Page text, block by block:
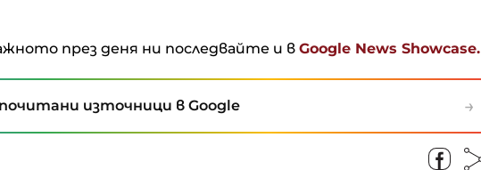
през деня ни последвайте и в Google News Showcase.
източници в Google →